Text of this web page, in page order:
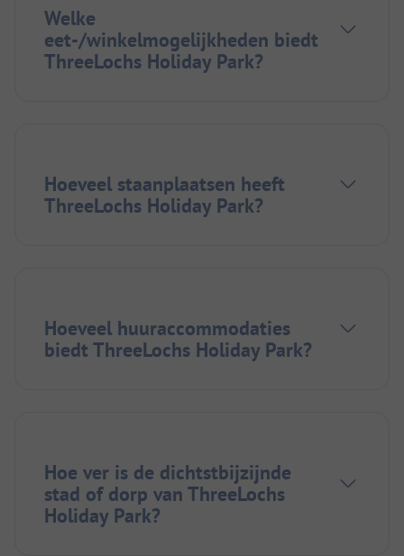
Welke
eet-/winkelmogelijkheden biedt
ThreeLochs Holiday Park?
Hoeveel staanplaatsen heeft
ThreeLochs Holiday Park?
Hoeveel huuraccommodaties
biedt ThreeLochs Holiday Park?
Hoe ver is de dichtstbijzijnde
stad of dorp van ThreeLochs
Holiday Park?